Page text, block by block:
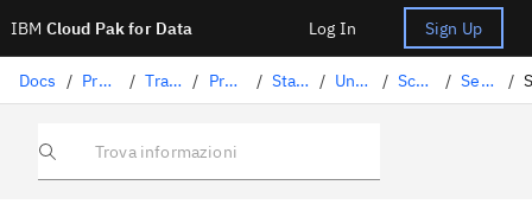
IBM Cloud Pak for Data Log In Sign Up
Docs / Preparazione dati / Trasformazione dei dati con DataStage / Progettazione dei flussi / Stage DataStage / Unisci record / Scheda fase / Sezione Proprietà /
Trova informazioni